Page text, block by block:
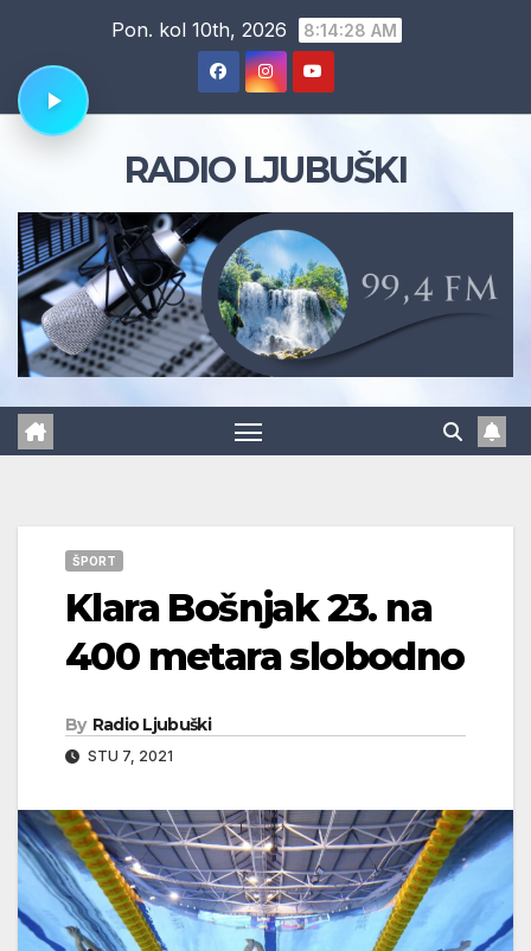
content
Pon. kol 10th, 2026 8:14:29 AM
RADIO LJUBUŠKI
ŠPORT
Klara Bošnjak 23. na
400 metara slobodno
By Radio Ljubuški
STU 7, 2021